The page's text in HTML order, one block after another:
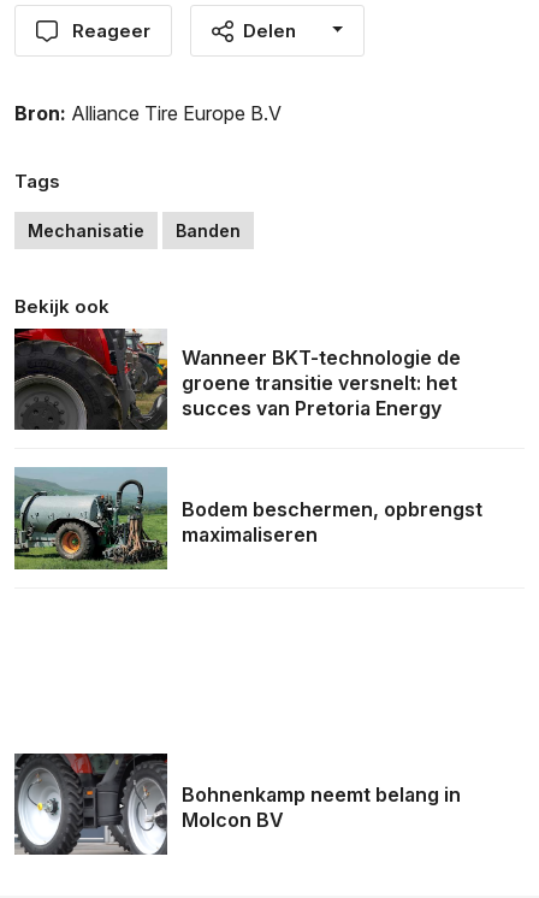
Reageer Delen
Bron: Alliance Tire Europe B.V
Tags
Mechanisatie Banden
Bekijk ook
Wanneer BKT-technologie de
groene transitie versnelt: het
succes van Pretoria Energy
Bodem beschermen, opbrengst
maximaliseren
Bohnenkamp neemt belang in
Molcon BV